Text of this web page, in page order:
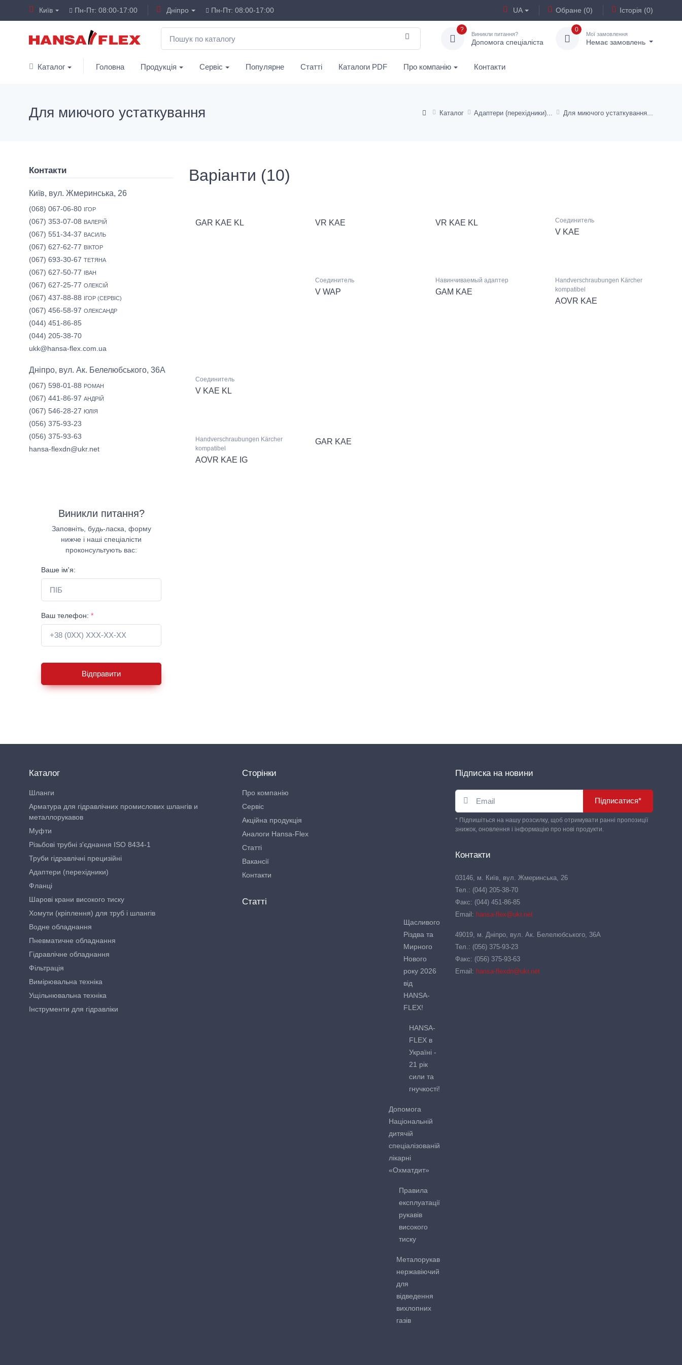
Київ Пн-Пт: 08:00-17:00 Дніпро Пн-Пт: 08:00-17:00 UA Обране (0) Історія (0)
?
Виникли питання?
Допомога спеціаліста
0
Мої замовлення
Немає замовлень
Каталог Головна Продукція Сервіс Популярне Статті Каталоги PDF Про компанію Контакти
Каталог Адаптери (перехідники) Для миючого устаткування
Для миючого устаткування
Варіанти (10)
GAR KAE KL VR KAE VR KAE KL Соединитель
V KAE
Соединитель
V KAE KL
Соединитель
V WAP
Навинчиваемый адаптер
GAM KAE
Handverschraubungen Kärcher
kompatibel
AOVR KAE
Handverschraubungen Kärcher
kompatibel
AOVR KAE IG
GAR KAE
Контакти
Київ, вул. Жмеринська, 26
(068) 067-06-80 ІГОР
(067) 353-07-08 ВАЛЕРІЙ
(067) 551-34-37 ВАСИЛЬ
(067) 627-62-77 ВІКТОР
(067) 693-30-67 ТЕТЯНА
(067) 627-50-77 ІВАН
(067) 627-25-77 ОЛЕКСІЙ
(067) 437-88-88 ІГОР (СЕРВІС)
(067) 456-58-97 ОЛЕКСАНДР
(044) 451-86-85
(044) 205-38-70
ukk@hansa-flex.com.ua
Дніпро, вул. Ак. Белелюбського, 36А
(067) 598-01-88 РОМАН
(067) 441-86-97 АНДРІЙ
(067) 546-28-27 ЮЛІЯ
(056) 375-93-23
(056) 375-93-63
hansa-flexdn@ukr.net
Виникли питання?
Заповніть, будь-ласка, форму
нижче і наші спеціалісти
проконсультують вас:
Ваше ім'я:
Ваш телефон: *
Відправити
Каталог
Шланги
Арматура для гідравлічних промислових шлангів и
металлорукавов
Муфти
Різьбові трубні з'єднання ISO 8434-1
Труби гідравлічні прецизійні
Адаптери (перехідники)
Фланці
Шарові крани високого тиску
Хомути (кріплення) для труб і шлангів
Водне обладнання
Пневматичне обладнання
Гідравлічне обладнання
Фільтрація
Вимірювальна техніка
Ущільнювальна техніка
Інструменти для гідравліки
Сторінки
Про компанію
Сервіс
Акційна продукція
Аналоги Hansa-Flex
Статті
Вакансії
Контакти
Статті
Щасливого
Різдва та
Мирного
Нового
року 2026
від
HANSA-
FLEX!
HANSA-
FLEX в
Україні -
21 рік
сили та
гнучкості!
Допомога
Національній
дитячій
спеціалізованій
лікарні
«Охматдит»
Правила
експлуатації
рукавів
високого
тиску
Металорукав
нержавіючий
для
відведення
вихлопних
газів
Підписка на новини
Підписатися*
* Підпишіться на нашу розсилку, щоб отримувати ранні пропозиції
знижок, оновлення і інформацію про нові продукти.
Контакти
03146, м. Київ, вул. Жмеринська, 26
Тел.: (044) 205-38-70
Факс: (044) 451-86-85
Email: hansa-flex@ukr.net
49019, м. Дніпро, вул. Ак. Белелюбського, 36А
Тел.: (056) 375-93-23
Факс: (056) 375-93-63
Email: hansa-flexdn@ukr.net